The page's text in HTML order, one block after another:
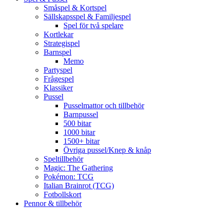
Småspel & Kortspel
Sällskapsspel & Familjespel
Spel för två spelare
Kortlekar
Strategispel
Barnspel
Memo
Partyspel
Frågespel
Klassiker
Pussel
Pusselmattor och tillbehör
Barnpussel
500 bitar
1000 bitar
1500+ bitar
Övriga pussel/Knep & knåp
Speltillbehör
Magic: The Gathering
Pokémon: TCG
Italian Brainrot (TCG)
Fotbollskort
Pennor & tillbehör